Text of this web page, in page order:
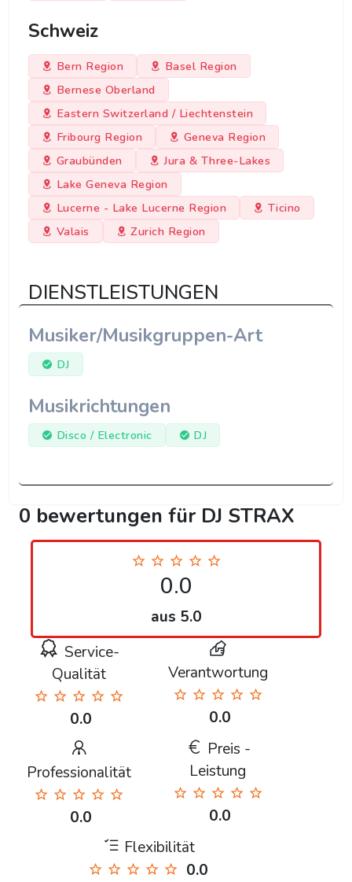
Schweiz
Bern Region
Basel Region
Bernese Oberland
Eastern Switzerland / Liechtenstein
Fribourg Region
Geneva Region
Graubünden
Jura & Three-Lakes
Lake Geneva Region
Lucerne - Lake Lucerne Region
Ticino
Valais
Zurich Region
DIENSTLEISTUNGEN
Musiker/Musikgruppen-Art
DJ
Musikrichtungen
Disco / Electronic DJ
0 bewertungen für DJ STRAX
0.0
aus 5.0
Service-
Qualität
0.0
Verantwortung
0.0
Professionalität
0.0
Preis -
Leistung
0.0
Flexibilität
0.0